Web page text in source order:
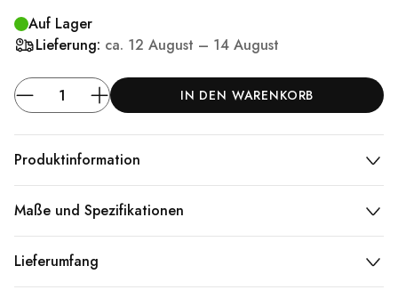
Auf Lager
Lieferung: ca. 12 August – 14 August
IN DEN WARENKORB
Produktinformation
Maße und Spezifikationen
Lieferumfang